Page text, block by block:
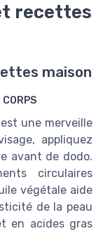
recettes
maison
une merveille
appliquez
avant de dodo.
circulaires
végétale aide
de la peau
en acides gras